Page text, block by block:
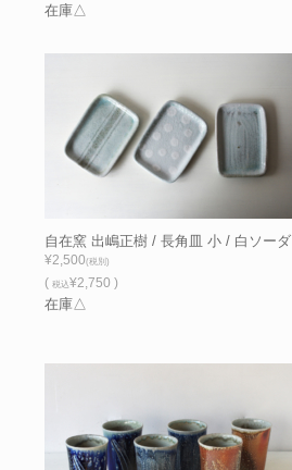
在庫△
自在窯 出嶋正樹 / 長角皿 小 / 白ソーダ
¥2,500(税別)
( 税込¥2,750 )
在庫△